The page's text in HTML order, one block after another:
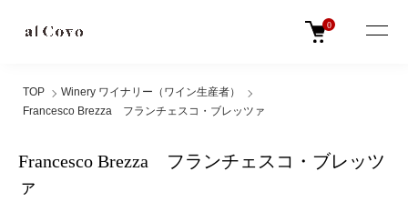
0
TOP
Winery ワイナリー（ワイン生産者）
Francesco Brezza フランチェスコ・ブレッツァ
Francesco Brezza フランチェスコ・ブレッツ
ァ